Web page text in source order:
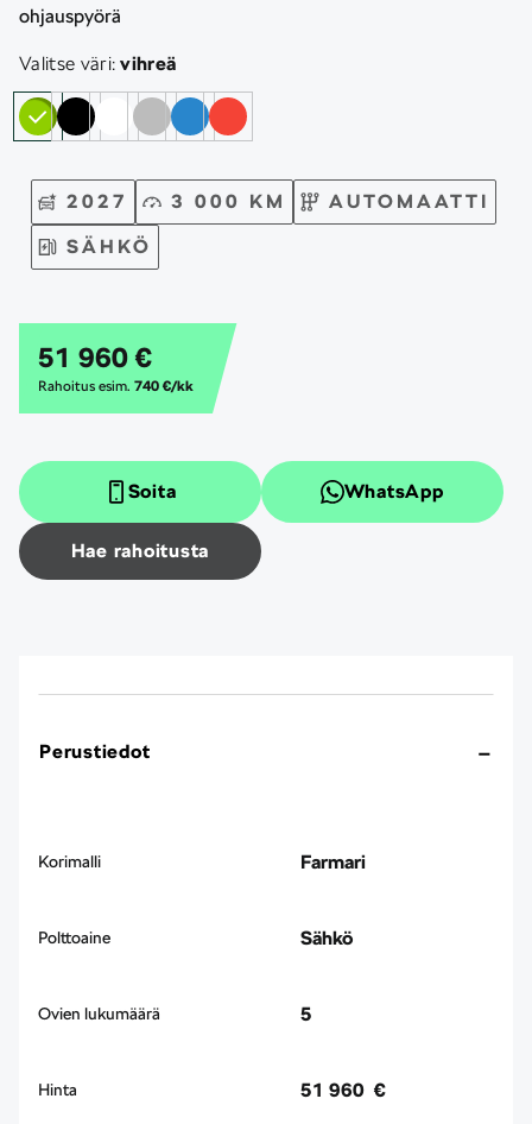
ohjauspyörä
Valitse väri:vihreä
51 960 €
Rahoitus esim. 740 €/kk
2027 3 000 KM
AUTOMAATTI
SÄHKÖ
Soita WhatsApp
Hae rahoitusta
Perustiedot
Korimalli Farmari
Polttoaine Sähkö
Ovien lukumäärä 5
Hinta 51 960 €